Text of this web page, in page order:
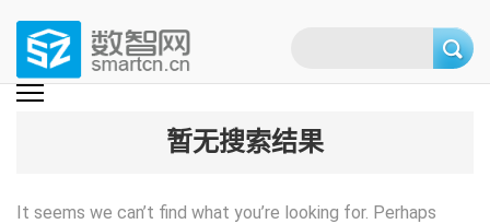
content
(Press
数智网
智能家居第一资讯门户 | 智能家居系统，智能家居产品，智能家居解决方
暂无搜索结果
It seems we can’t find what you’re looking for. Perhaps